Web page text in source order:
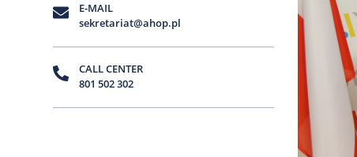
E-MAIL
sekretariat@ahop.pl
CALL CENTER
801 502 302